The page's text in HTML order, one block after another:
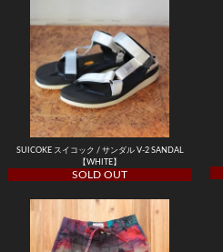
SUICOKE スイコック / サンダル V-2 SANDAL
【WHITE】
SOLD OUT